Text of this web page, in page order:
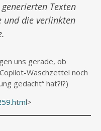
Texten
die verlinkten
uns gerade, ob
Waschzettel noch
gedacht“ hat?!?)
>